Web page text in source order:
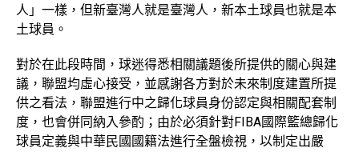
人」一樣，但新臺灣人就是臺灣人，新本土球員也就是本
土球員。
對於在此段時間，球迷得悉相關議題後所提供的關心與建
議，聯盟均虛心接受，並感謝各方對於未來制度建置所提
供之看法，聯盟進行中之歸化球員身份認定與相關配套制
度，也會併同納入參酌；由於必須針對FIBA國際籃總歸化
球員定義與中華民國國籍法進行全盤檢視，以制定出嚴